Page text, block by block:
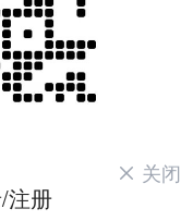
注册
关闭